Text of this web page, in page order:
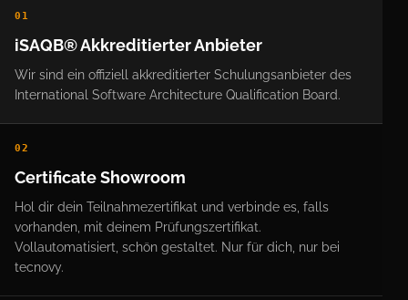
01
iSAQB® Akkreditierter Anbieter
Wir sind ein offiziell akkreditierter Schulungsanbieter des
International Software Architecture Qualification Board.
02
Certificate Showroom
Hol dir dein Teilnahmezertifikat und verbinde es, falls
vorhanden, mit deinem Prüfungszertifikat.
Vollautomatisiert, schön gestaltet. Nur für dich, nur bei
tecnovy.